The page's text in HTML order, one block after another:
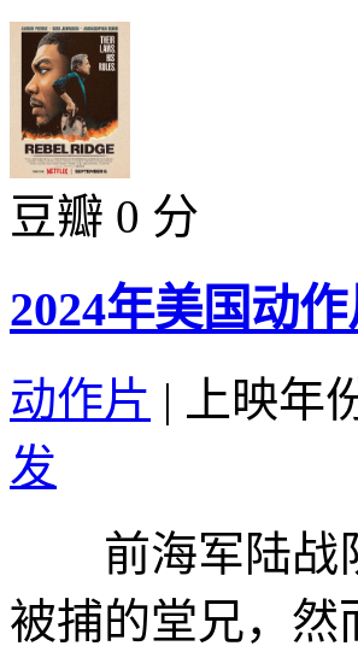
豆瓣 0 分
2024年美国动
动作片 | 上映年
发
前海军陆战队
被捕的堂兄，然